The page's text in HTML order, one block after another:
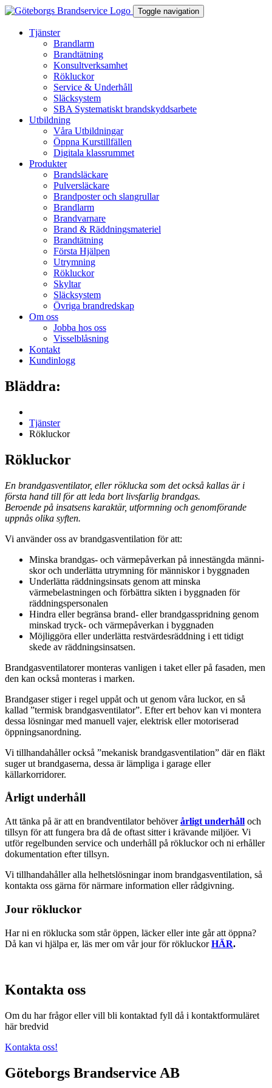
Toggle navigation
Tjänster
Brandlarm
Brandtätning
Konsultverksamhet
Rökluckor
Service & Underhåll
Släcksystem
SBA Systematiskt brandskyddsarbete
Utbildning
Våra Utbildningar
Öppna Kurstillfällen
Digitala klassrummet
Produkter
Brandsläckare
Pulversläckare
Brandposter och slangrullar
Brandlarm
Brandvarnare
Brand & Räddningsmateriel
Brandtätning
Första Hjälpen
Utrymning
Rökluckor
Skyltar
Släcksystem
Övriga brandredskap
Om oss
Jobba hos oss
Visselblåsning
Kontakt
Kundinlogg
Bläddra:
Tjänster
Rökluckor
Rökluckor
En brandgasventilator, eller röklucka som det också kallas är i
första hand till för att leda bort livsfarlig brandgas.
Beroende på insatsens karaktär, utformning och genomförande
uppnås olika syften.
Vi använder oss av brandgasventilation för att:
Minska brandgas- och värmepåverkan på innestängda män­­ni­
skor och underlätta utrymning för människor i byggnaden
Underlätta räddningsinsats genom att minska
värmebelastningen och förbättra sikten i byggnaden för
räddnings­personalen
Hindra eller begränsa brand- eller brandgasspridning genom
minskad tryck- och värmepåverkan i byggnaden
Möjliggöra eller underlätta restvärdesräddning i ett tidigt
skede av räddningsinsatsen.
Brandgasventilatorer monteras vanligen i taket eller på fasaden, men
den kan också monteras i marken.
Brandgaser stiger i regel uppåt och ut genom våra luckor, en så
kallad ”termisk brandgasventilator”. Efter ert behov kan vi montera
dessa lösningar med manuell vajer, elektrisk eller motoriserad
öppningsanordning.
Vi tillhandahåller också ”mekanisk brandgasventilation” där en fläkt
suger ut brandgaserna, dessa är lämpliga i garage eller
källarkorridorer.
Årligt underhåll
Att tänka på är att en brandventilator behöverårligt underhåll och
tillsyn för att fungera bra då de oftast sitter i krävande miljöer. Vi
utför regelbunden service och underhåll på rökluckor och ni erhåller
dokumentation efter tillsyn.
Vi tillhandahåller alla helhetslösningar inom brandgasventilation, så
kontakta oss gärna för närmare information eller rådgivning.
Jour rökluckor
Har ni en röklucka som står öppen, läcker eller inte går att öppna?
Då kan vi hjälpa er, läs mer om vår jour för rökluckorHÄR.
Kontakta oss
Om du har frågor eller vill bli kontaktad fyll då i kontaktformuläret
här bredvid
Kontakta oss!
Göteborgs Brandservice AB